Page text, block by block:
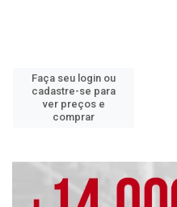
Faça seu login ou
cadastre-se para
ver preços e
comprar